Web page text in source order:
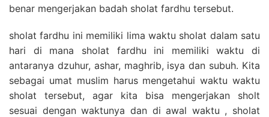
benar mengerjakan badah sholat fardhu tersebut.
sholat fardhu ini memiliki lima waktu sholat dalam satu
hari di mana sholat fardhu ini memiliki waktu di
antaranya dzuhur, ashar, maghrib, isya dan subuh. Kita
sebagai umat muslim harus mengetahui waktu waktu
sholat tersebut, agar kita bisa mengerjakan sholt
sesuai dengan waktunya dan di awal waktu , sholat